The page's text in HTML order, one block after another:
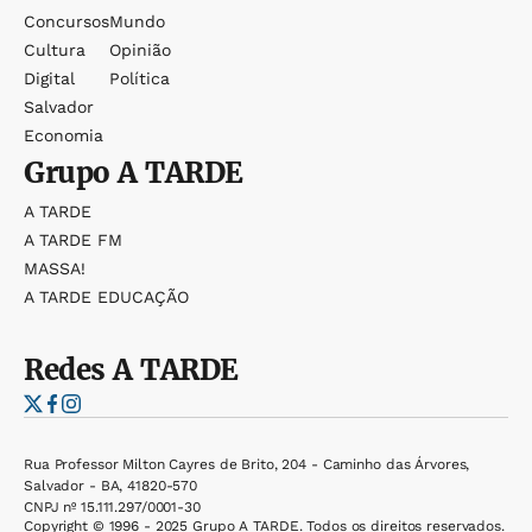
Concursos
Cultura
Digital
Salvador
Economia
Mundo
Opinião
Política
GrupoA TARDE
A TARDE
A TARDE FM
MASSA!
A TARDE EDUCAÇÃO
RedesA TARDE
Rua Professor Milton Cayres de Brito, 204 - Caminho das Árvores,
Salvador - BA, 41820-570
CNPJ nº 15.111.297/0001-30
Copyright © 1996 - 2025 Grupo A TARDE. Todos os direitos reservados.